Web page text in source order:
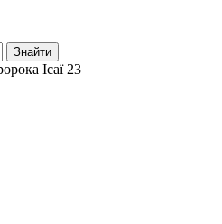
Знайти
Ісаї 23